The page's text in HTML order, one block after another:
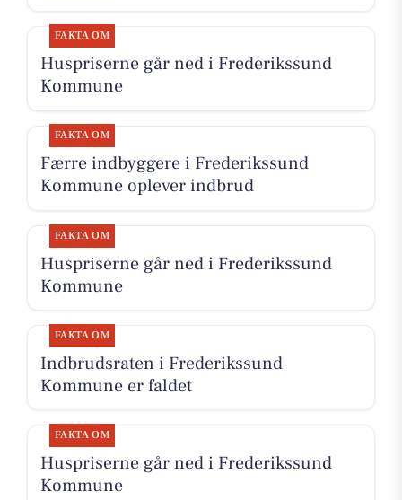
FAKTA OM
Huspriserne går ned i Frederikssund
Kommune
FAKTA OM
Færre indbyggere i Frederikssund
Kommune oplever indbrud
FAKTA OM
Huspriserne går ned i Frederikssund
Kommune
FAKTA OM
Indbrudsraten i Frederikssund
Kommune er faldet
FAKTA OM
Huspriserne går ned i Frederikssund
Kommune